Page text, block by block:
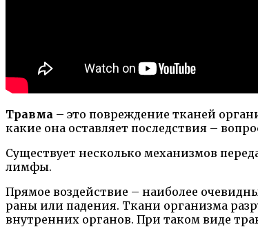
Травма – это повреждение тканей
какие она оставляет последствия –
Существует несколько механизмов
лимфы.
Прямое воздействие – наиболее
раны или падения. Ткани организма
внутренних органов. При таком виде